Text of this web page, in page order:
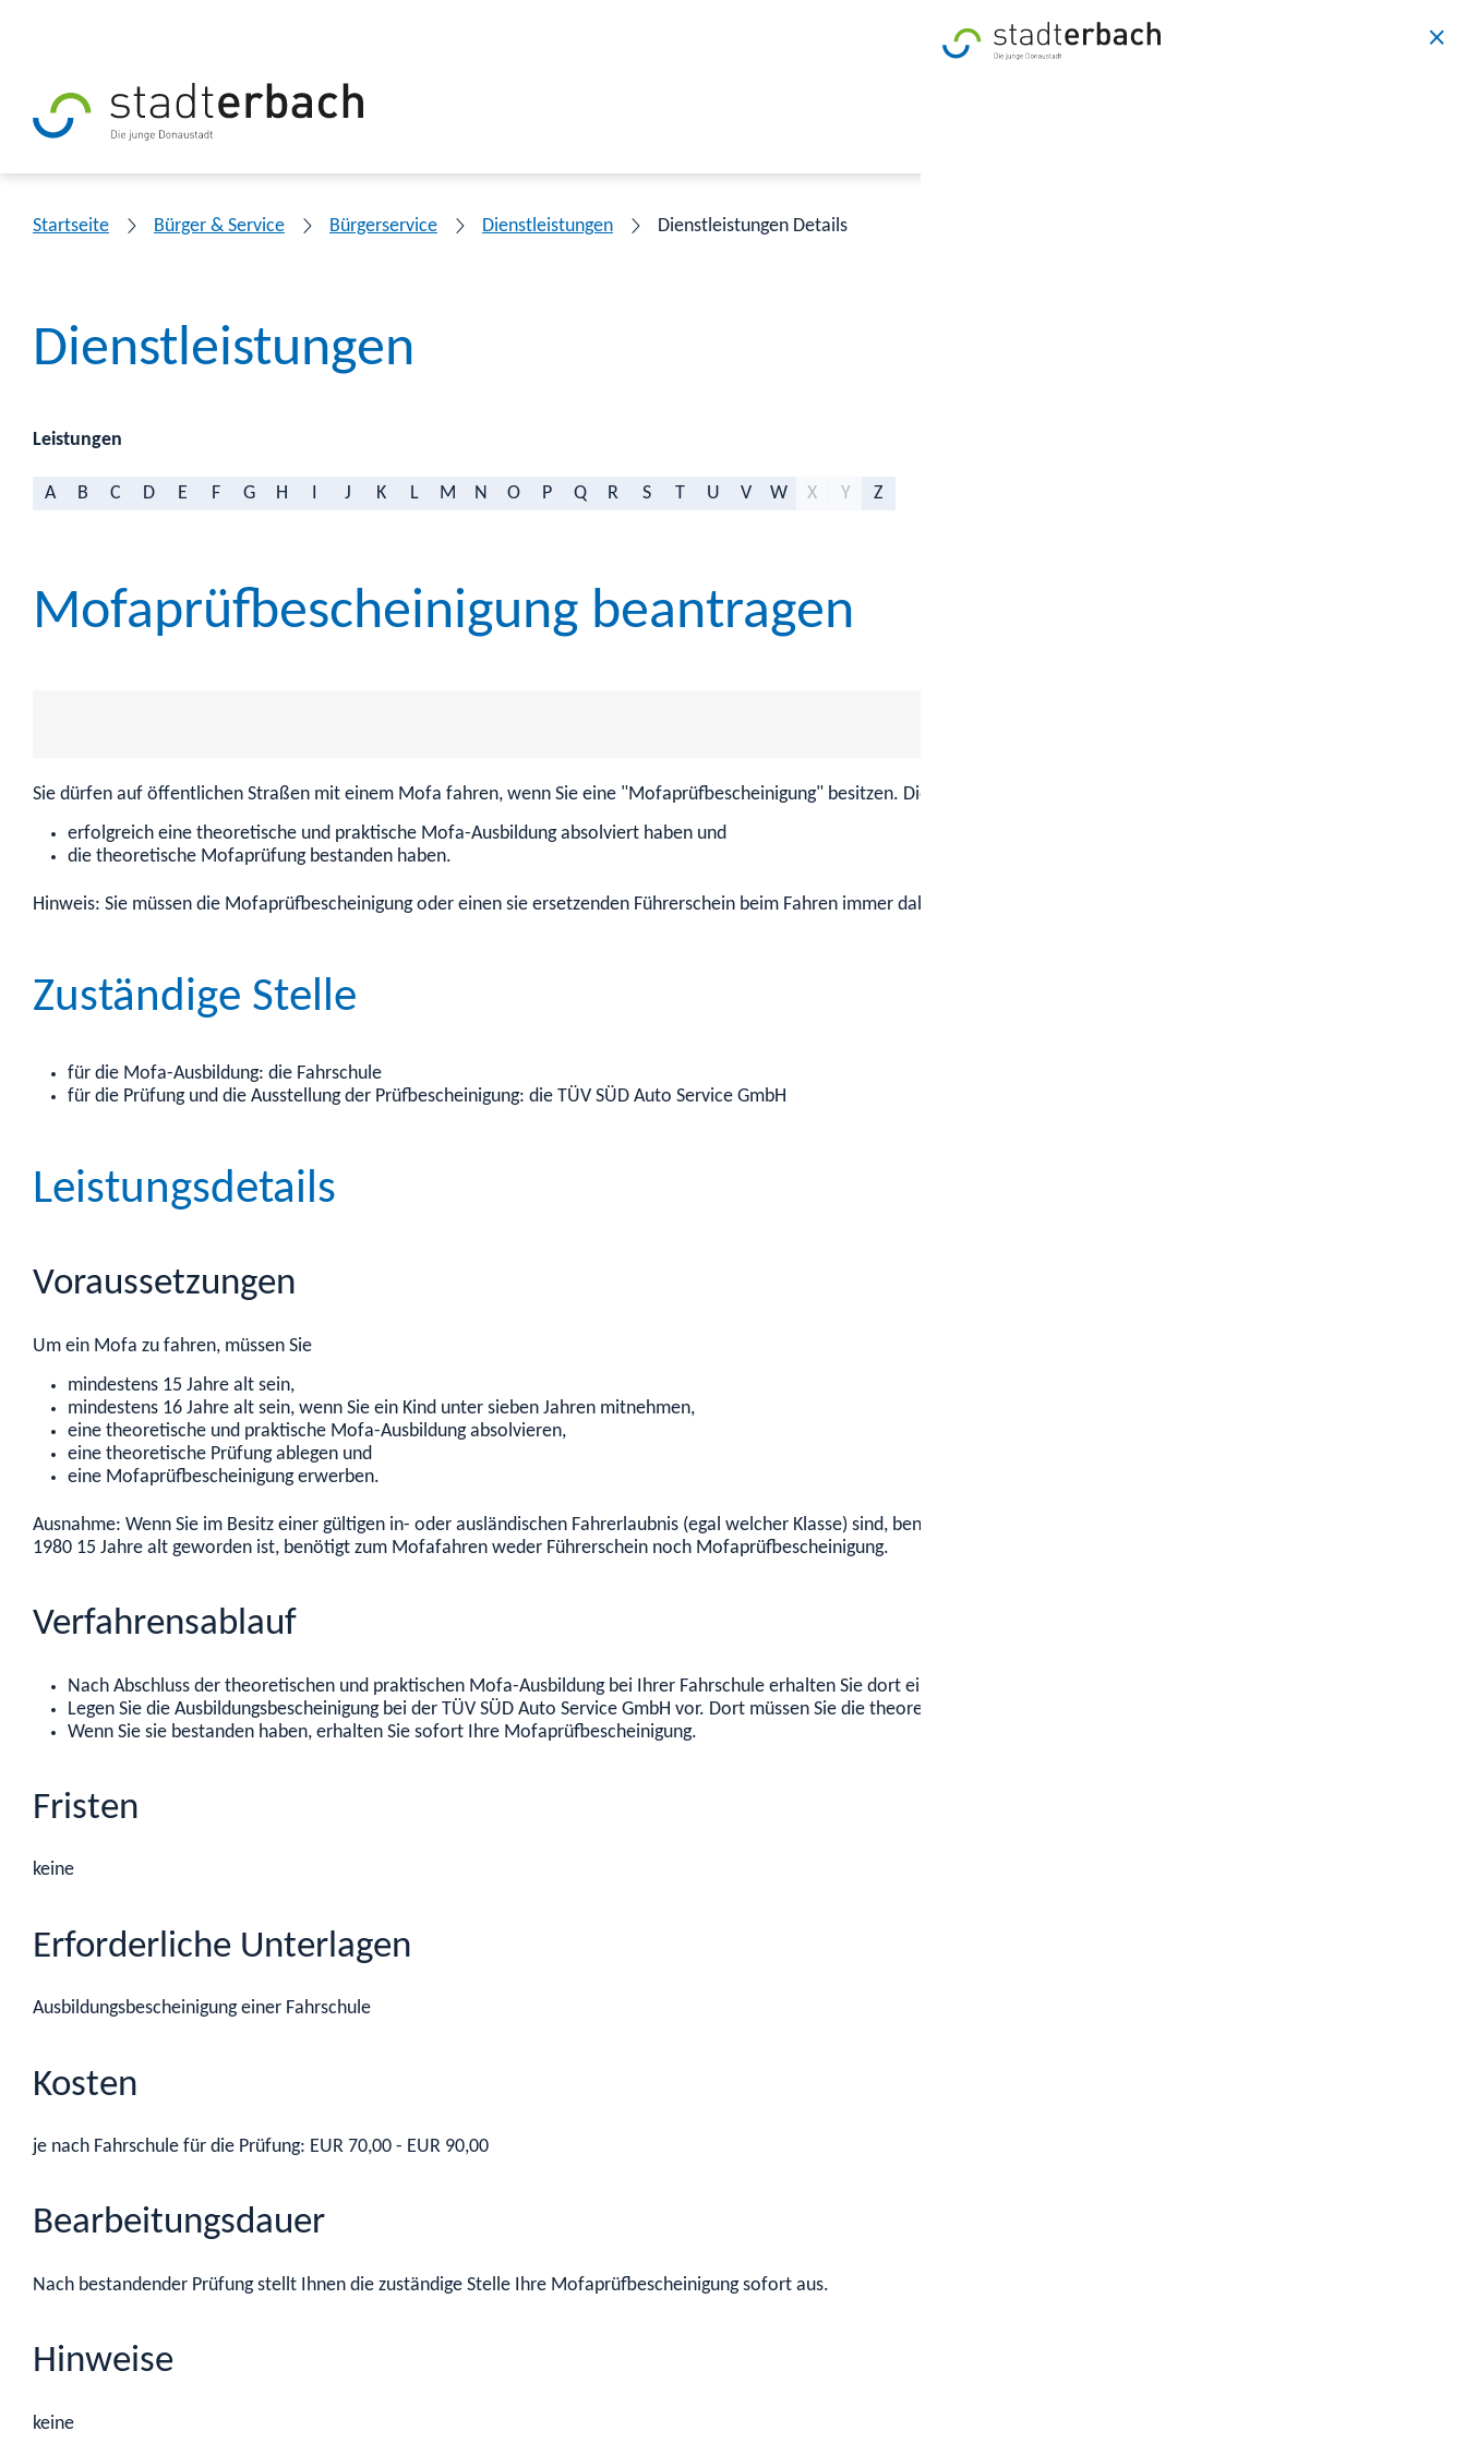
Startseite Bürger & Service Bürgerservice Dienstleistungen Dienstleistungen Details
Dienstleistungen
Leistungen
A B C D E F G H J K L M N O P Q R S T U V W X Y Z
Mofaprüfbescheinigung beantragen
Sie dürfen auf öffentlichen Straßen mit einem Mofa fahren, wenn Sie eine "Mofaprüfbescheinigung" besitzen. Diese erhalten Sie, wenn Sie
erfolgreich eine theoretische und praktische Mofa-Ausbildung absolviert haben und
die theoretische Mofaprüfung bestanden haben.
Hinweis: Sie müssen die Mofaprüfbescheinigung oder einen sie ersetzenden Führerschein beim Fahren immer dabei haben.
Zuständige Stelle
für die Mofa-Ausbildung: die Fahrschule
für die Prüfung und die Ausstellung der Prüfbescheinigung: die TÜV SÜD Auto Service GmbH
Leistungsdetails
Voraussetzungen
Um ein Mofa zu fahren, müssen Sie
mindestens 15 Jahre alt sein,
mindestens 16 Jahre alt sein, wenn Sie ein Kind unter sieben Jahren mitnehmen,
eine theoretische und praktische Mofa-Ausbildung absolvieren,
eine theoretische Prüfung ablegen und
eine Mofaprüfbescheinigung erwerben.
Ausnahme: Wenn Sie im Besitz einer gültigen in- oder ausländischen Fahrerlaubnis (egal welcher Klasse) sind, benötigen Sie keine Mofaprüfbescheinigung. Wer vor dem 1. April
1980 15 Jahre alt geworden ist, benötigt zum Mofafahren weder Führerschein noch Mofaprüfbescheinigung.
Verfahrensablauf
Nach Abschluss der theoretischen und praktischen Mofa-Ausbildung bei Ihrer Fahrschule erhalten Sie dort eine Ausbildungsbescheinigung.
Legen Sie die Ausbildungsbescheinigung bei der TÜV SÜD Auto Service GmbH vor. Dort müssen Sie die theoretische Mofaprüfung ablegen.
Wenn Sie sie bestanden haben, erhalten Sie sofort Ihre Mofaprüfbescheinigung.
Fristen
keine
Erforderliche Unterlagen
Ausbildungsbescheinigung einer Fahrschule
Kosten
je nach Fahrschule für die Prüfung: EUR 70,00 - EUR 90,00
Bearbeitungsdauer
Nach bestandender Prüfung stellt Ihnen die zuständige Stelle Ihre Mofaprüfbescheinigung sofort aus.
Hinweise
keine